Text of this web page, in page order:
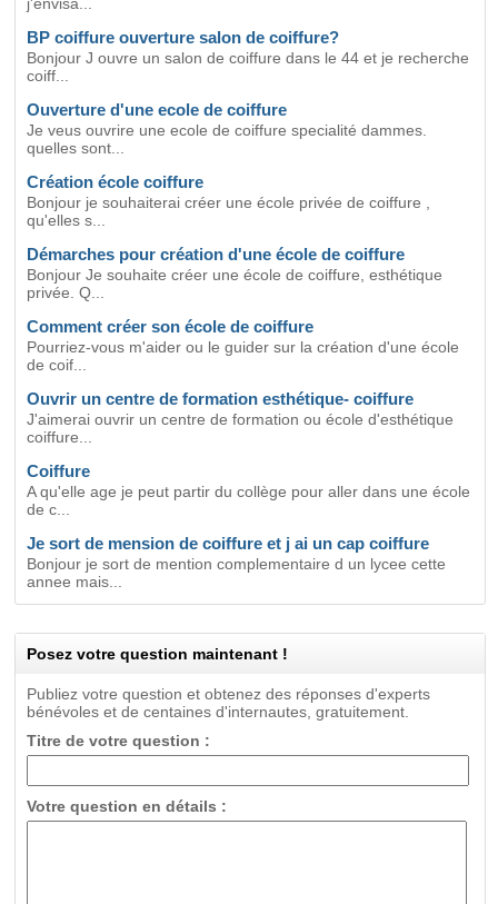
BP coiffure ouverture salon de coiffure?
Bonjour J ouvre un salon de coiffure dans le 44 et je recherche
coiff...
Ouverture d'une ecole de coiffure
Je veus ouvrire une ecole de coiffure specialité dammes.
quelles sont...
Création école coiffure
Bonjour je souhaiterai créer une école privée de coiffure ,
qu'elles s...
Démarches pour création d'une école de coiffure
Bonjour Je souhaite créer une école de coiffure, esthétique
privée. Q...
Comment créer son école de coiffure
Pourriez-vous m'aider ou le guider sur la création d'une école
de coif...
Ouvrir un centre de formation esthétique- coiffure
J'aimerai ouvrir un centre de formation ou école d'esthétique
coiffure...
Coiffure
A qu'elle age je peut partir du collège pour aller dans une école
de c...
Je sort de mension de coiffure et j ai un cap coiffure
Bonjour je sort de mention complementaire d un lycee cette
annee mais...
Posez votre question maintenant !
Publiez votre question et obtenez des réponses d'experts
bénévoles et de centaines d'internautes, gratuitement.
Titre de votre question :
Votre question en détails :